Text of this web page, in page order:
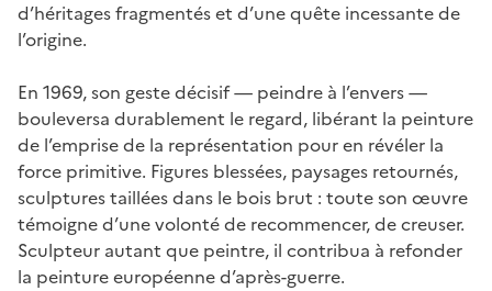
d’héritages fragmentés et d’une quête incessante de
l’origine.
En 1969, son geste décisif — peindre à l’envers —
bouleversa durablement le regard, libérant la peinture
de l’emprise de la représentation pour en révéler la
force primitive. Figures blessées, paysages retournés,
sculptures taillées dans le bois brut : toute son œuvre
témoigne d’une volonté de recommencer, de creuser.
Sculpteur autant que peintre, il contribua à refonder
la peinture européenne d’après-guerre.